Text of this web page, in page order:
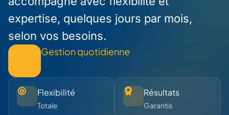
expertise, quelques jours par mois,
selon vos besoins.
Gestion quotidienne
Flexibilité
Totale
Résultats
Garantis